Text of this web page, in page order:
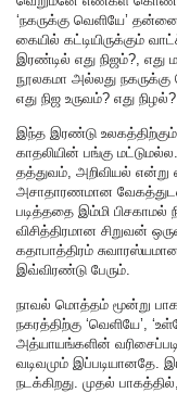
‘நகருக்கு வெளியே’
கையில் கட்டியிருக்கும்
இரண்டில் எது நிஜம்?, எது
நூலகமா அல்லது நகருக்கு
எது நிஜ உருவம்? எது நிழல்?
இந்த இரண்டு
காதலியின் பங்கு
தத்துவம், அறிவியல் என்று
அசாதாரணமான வேகத்துடன்
படித்ததை இம்மி
விசித்திரமான சிறுவன்
கதாபாத்திரம்
இவ்விரண்டு பேரும்.
நாவல் மொத்தம் மூன்று
நகரத்திற்கு ‘வெளியே’,
அத்யாயங்களின்
வடிவமும் இப்படியானதே.
நடக்கிறது. முதல்